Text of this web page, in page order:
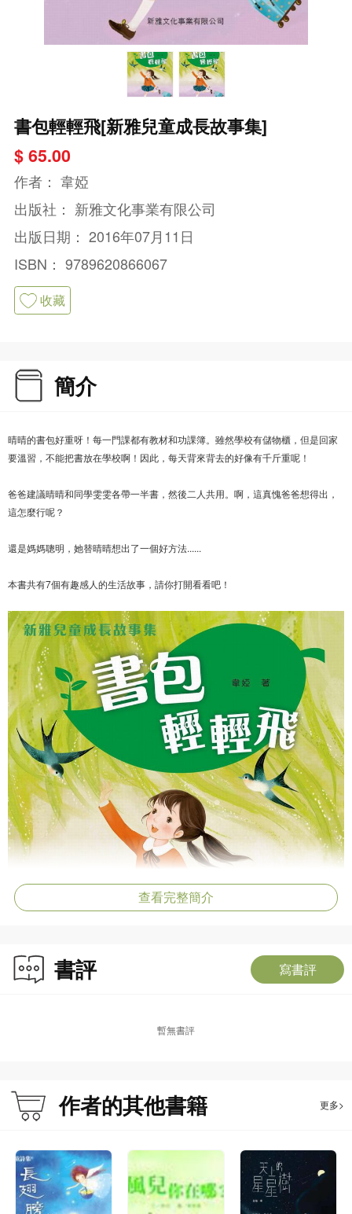
書包輕輕飛[新雅兒童成長故事集]
$ 65.00
作者： 韋婭
出版社： 新雅文化事業有限公司
出版日期： 2016年07月11日
ISBN： 9789620866067
收藏
簡介
晴晴的書包好重呀！每一門課都有教材和功課簿。雖然學校有儲物櫃，但是回家
要溫習，不能把書放在學校啊！因此，每天背來背去的好像有千斤重呢！
爸爸建議晴晴和同學雯雯各帶一半書，然後二人共用。啊，這真愧爸爸想得出，
這怎麼行呢？
還是媽媽聰明，她替晴晴想出了一個好方法......
本書共有7個有趣感人的生活故事，請你打開看看吧！
查看完整簡介
書評 寫書評
暫無書評
作者的其他書籍 更多>